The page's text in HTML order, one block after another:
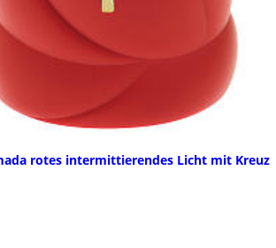
rotes intermittierendes Licht mit Kreuz